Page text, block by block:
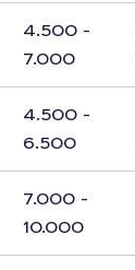
4.500 -
7.000
4.500 -
6.500
7.000 -
10.000